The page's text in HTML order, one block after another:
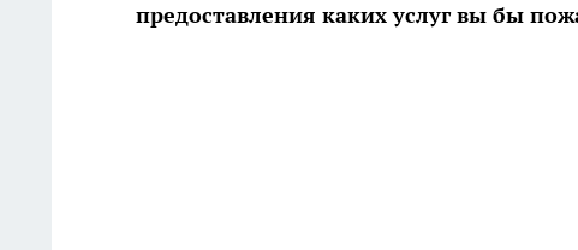
предоставления каких услуг вы бы